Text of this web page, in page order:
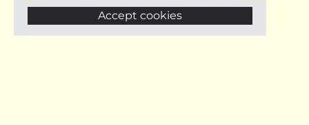
Accept cookies